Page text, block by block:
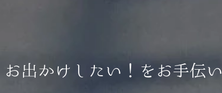
お出かけしたい！をお手伝い